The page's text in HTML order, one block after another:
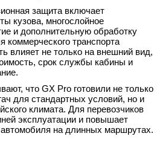
защита включает
кузова, многослойное
и дополнительную обработку
коммерческого транспорта
влияет не только на внешний вид,
срок службы кабины и
что GX Pro готовили не только
для стандартных условий, но и
климата. Для перевозчиков
эксплуатации и повышает
на длинных маршрутах.